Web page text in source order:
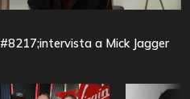
a Mick Jagger